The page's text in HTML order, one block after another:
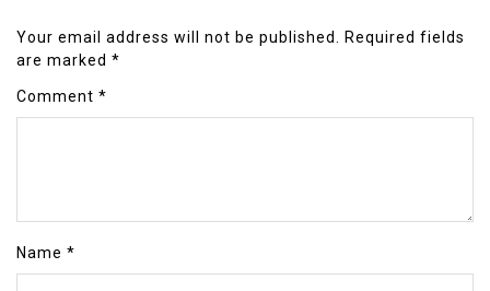
Your email address will not be published.
Required fields
are marked *
Comment *
Name *